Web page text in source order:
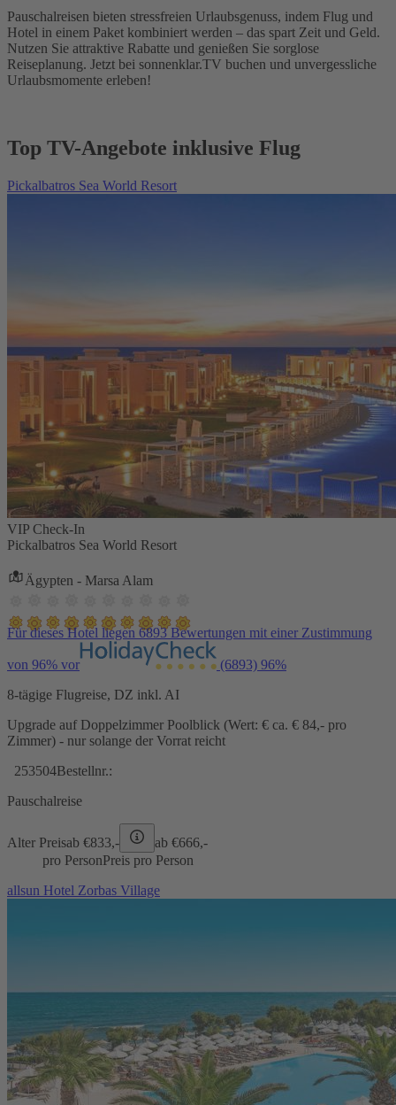
Pauschalreisen bieten stressfreien Urlaubsgenuss, indem Flug und
Hotel in einem Paket kombiniert werden – das spart Zeit und Geld.
Nutzen Sie attraktive Rabatte und genießen Sie sorglose
Reiseplanung. Jetzt bei sonnenklar.TV buchen und unvergessliche
Urlaubsmomente erleben!
Top TV-Angebote inklusive Flug
Pickalbatros Sea World Resort
VIP Check-In
Pickalbatros Sea World Resort
Ägypten - Marsa Alam
Für dieses Hotel liegen 6893 Bewertungen mit einer Zustimmung
von 96% vor (6893) 96%
8-tägige Flugreise, DZ inkl. AI
Upgrade auf Doppelzimmer Poolblick (Wert: € ca. € 84,- pro
Zimmer) - nur solange der Vorrat reicht
253504Bestellnr.:
Pauschalreise
Alter Preisab €833,- ab €666,-
pro PersonPreis pro Person
allsun Hotel Zorbas Village